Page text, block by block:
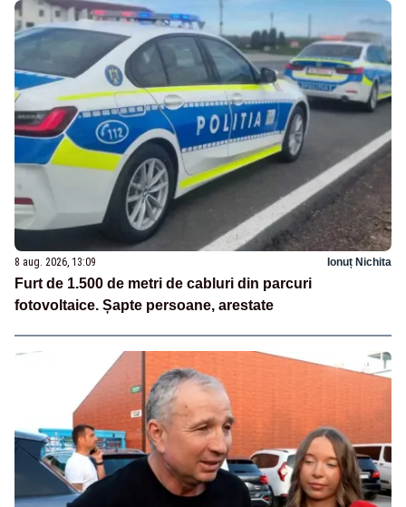
8 aug. 2026, 13:09 Ionuț Nichita
Furt de 1.500 de metri de cabluri din parcuri
fotovoltaice. Șapte persoane, arestate